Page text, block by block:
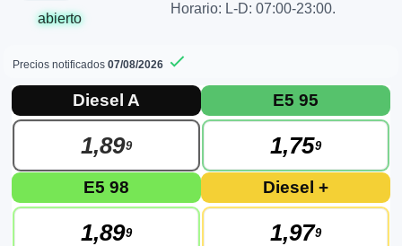
abierto
Horario: L-D: 07:00-23:00.
Precios notificados07/08/2026
Precios actuales de combustibles en
Consulta los precios actuales de la gasolinera SHELL
Diesel A
1,899
E5 95
1,759
E5 98
1,899
Diesel +
1,979